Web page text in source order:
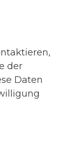
der
Daten